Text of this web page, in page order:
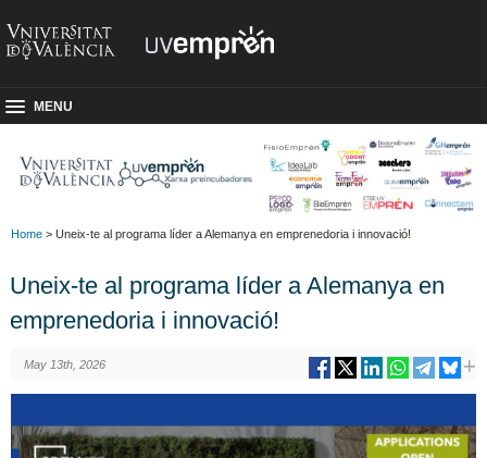
MENU
Home > Uneix-te al programa líder a Alemanya en emprenedoria i innovació!
Uneix-te al programa líder a Alemanya en
emprenedoria i innovació!
May 13th, 2026